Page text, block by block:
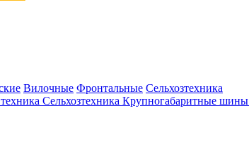
Вилочные Фронтальные Сельхозтехника
Сельхозтехника Крупногабаритные шины